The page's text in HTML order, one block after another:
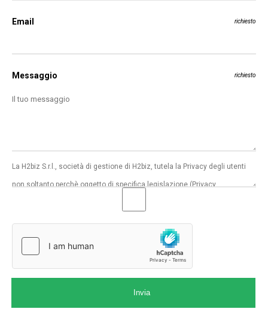
Email richiesto
Messaggio richiesto
Invia